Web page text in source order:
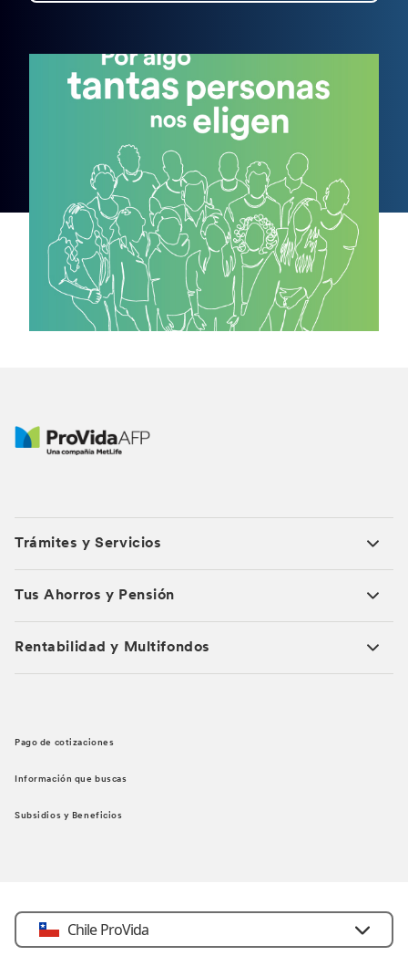
Trámites y Servicios
Tus Ahorros y Pensión
Rentabilidad y Multifondos
Pago de cotizaciones
Información que buscas
Subsidios y Beneficios
Chile ProVida